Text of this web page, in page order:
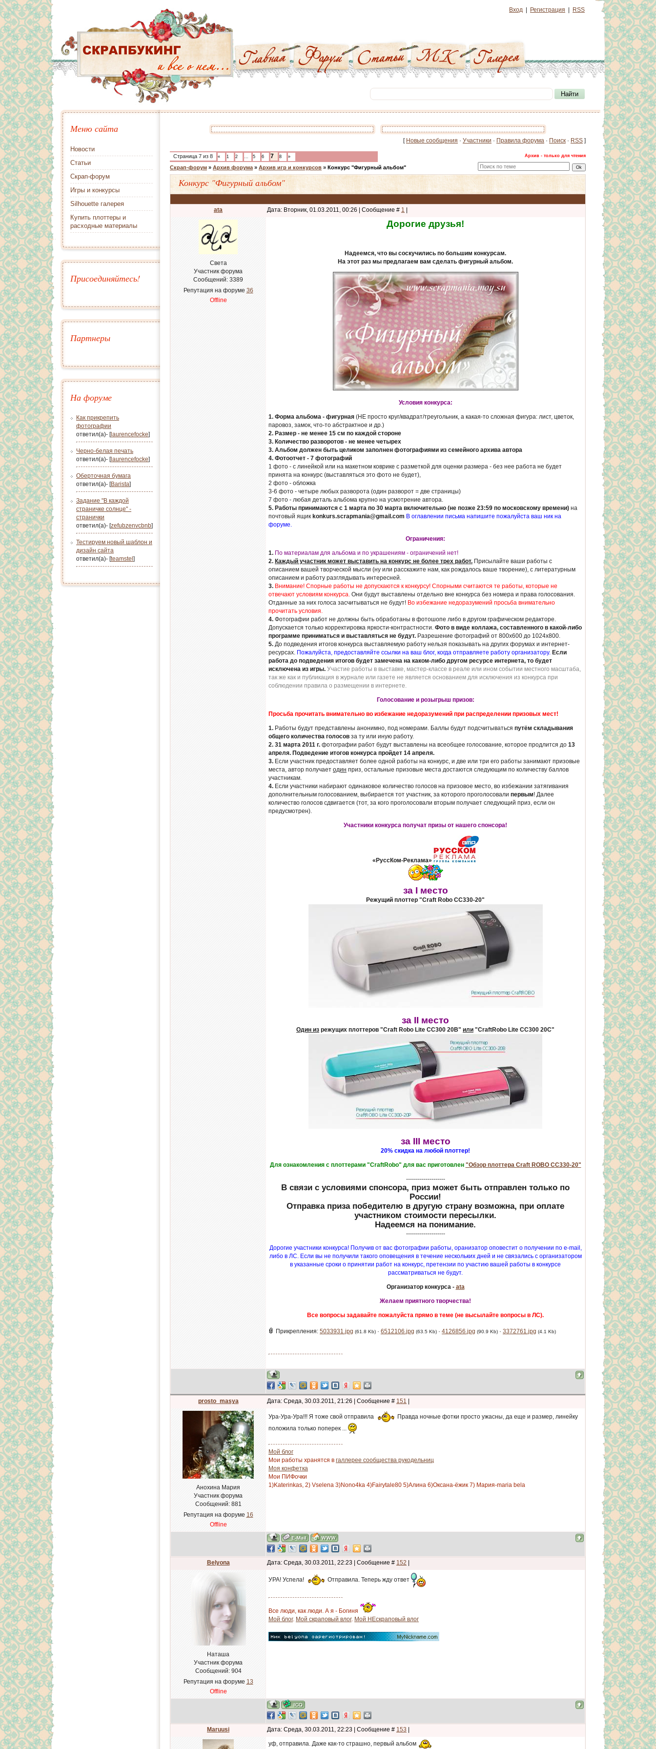
Вход Регистрация RSS
Меню сайта
Новости
Статьи
Скрап-форум
Игры и конкурсы
Silhouette галерея
Купить плоттеры и
расходные материалы
Присоединяйтесь!
Партнеры
На форуме
Как прикрепить
фотографии
ответил(а)- [laurencefocke]
Черно-белая печать
ответил(а)- [laurencefocke]
Оберточная бумага
ответил(а)- [Barista]
Задание "В каждой
страничке солнце" -
странички
ответил(а)- [zefubzenvcbnb]
Тестируем новый шаблон и
дизайн сайта
ответил(а)- [teamstel ]
[ Новые сообщения · Участники · Правила форума · Поиск · RSS ]
Страница 7 из 8 « 1 2 … 5 6 7 8 » Архив - только для чтения
Скрап-форум » Архив форума » Архив игр и конкурсов » Конкурс "Фигурный альбом"
Конкурс "Фигурный альбом"
ata Дата: Вторник, 01.03.2011, 00:26 | Сообщение # 1
Света
Участник форума
Сообщений: 3389
Репутация на форуме 36
Offline
Дорогие друзья!
Надеемся, что вы соскучились по большим конкурсам.
На этот раз мы предлагаем вам сделать фигурный альбом.
Условия конкурса:
1. Форма альбома - фигурная (НЕ просто круг/квадрат/треугольник, а какая-то сложная фигура: лист, цветок,
паровоз, замок, что-то абстрактное и др.)
2. Размер - не менее 15 см по каждой стороне
3. Количество разворотов - не менее четырех
3. Альбом должен быть целиком заполнен фотографиями из семейного архива автора
4. Фотоотчет - 7 фотографий
1 фото - с линейкой или на макетном коврике с разметкой для оценки размера - без нее работа не будет
принята на конкурс (выставляться это фото не будет),
2 фото - обложка
3-6 фото - четыре любых разворота (один разворот = две страницы)
7 фото - любая деталь альбома крупно на усмотрение автора.
5. Работы принимаются с 1 марта по 30 марта включительно (не позже 23:59 по московскому времени) на
почтовый ящик konkurs.scrapmania@gmail.com В оглавлении письма напишите пожалуйста ваш ник на
форуме.
Ограничения:
1. По материалам для альбома и по украшениям - ограничений нет!
2. Каждый участник может выставить на конкурс не более трех работ. Присылайте ваши работы с
описанием вашей творческой мысли (ну или расскажите нам, как рождалось ваше творение), с литературным
описанием и работу разглядывать интересней.
3. Внимание! Спорные работы не допускаются к конкурсу! Спорными считаются те работы, которые не
отвечают условиям конкурса. Они будут выставлены отдельно вне конкурса без номера и права голосования.
Отданные за них голоса засчитываться не будут! Во избежание недоразумений просьба внимательно
прочитать условия.
4. Фотографии работ не должны быть обработаны в фотошопе либо в другом графическом редакторе.
Допускается только корректировка яркости-контрастности. Фото в виде коллажа, составленного в какой-либо
программе приниматься и выставляться не будут. Разрешение фотографий от 800х600 до 1024х800.
5. До подведения итогов конкурса выставляемую работу нельзя показывать на других форумах и интернет-
ресурсах. Пожалуйста, предоставляйте ссылки на ваш блог, когда отправляете работу организатору. Если
работа до подведения итогов будет замечена на каком-либо другом ресурсе интернета, то будет
исключена из игры. Участие работы в выставке, мастер-классе в реале или ином событии местного масштаба,
так же как и публикация в журнале или газете не является основанием для исключения из конкурса при
соблюдении правила о размещении в интернете.
Голосование и розыгрыш призов:
Просьба прочитать внимательно во избежание недоразумений при распределении призовых мест!
1. Работы будут представлены анонимно, под номерами. Баллы будут подсчитываться путём складывания
общего количества голосов за ту или иную работу.
2. 31 марта 2011 г. фотографии работ бyдут выставлены на всеобщее голосование, которое продлится до 13
апреля. Подведение итогов конкурса пройдет 14 апреля.
3. Если участник предоставляет более одной работы на конкурс, и две или три его работы занимают призовые
места, автор получает один приз, остальные призовые места достаются следующим по количеству баллов
участникам.
4. Если участники набирают одинаковое количество голосов на призовое место, во избежании затягивания
дополнительным голосованием, выбирается тот участник, за которого проголосовали первым! Далее
количество голосов сдвигается (тот, за кого проголосовали вторым получает следующий приз, если он
предусмотрен).
Участники конкурса получат призы от нашего спонсора!
«РуссКом-Реклама»
за I место
Режущий плоттер "Craft Robo CC330-20"
за II место
Один из режущих плоттеров "Craft Robo Lite CC300 20B" или "CraftRobo Lite CC300 20С"
за III место
20% скидка на любой плоттер!
Для ознакомления с плоттерами "CraftRobo" для вас приготовлен "Обзор плоттера Craft ROBO CC330-20"
--------------------
В связи с условиями спонсора, приз может быть отправлен только по
России!
Отправка приза победителю в другую страну возможна, при оплате
участником стоимости пересылки.
Надеемся на понимание.
--------------------
Дорогие участники конкурса! Получив от вас фотографии работы, оранизатор оповестит о получении по e-mail,
либо в ЛС. Если вы не получили такого оповещения в течение нескольких дней и не связались с организатором
в указанные сроки о принятии работ на конкурс, претензии по участию вашей работы в конкурсе
рассматриваться не будут.
Организатор конкурса - ata
Желаем приятного творчества!
Все вопросы задавайте пожалуйста прямо в теме (не высылайте вопросы в ЛС).
Прикрепления: 5033931.jpg (61.8 Kb) · 6512106.jpg (63.5 Kb) · 4126856.jpg (90.9 Kb) · 3372761.jpg (4.1 Kb)
prosto_masya Дата: Среда, 30.03.2011, 21:26 | Сообщение # 151
Анохина Мария
Участник форума
Сообщений: 881
Репутация на форуме 16
Offline
Ура-Ура-Ура!!! Я тоже свой отправила
Правда ночные фотки просто ужасны, да еще и размер, линейку
положила только поперек ...
Мой блог
Мои работы хранятся в галлерее сообщества рукодельниц
Моя конфетка
Мои ПИФочки
1)Katerinkas, 2) Vselena 3)Nono4ka 4)Fairytale80 5)Алина 6)Оксана-ёжик 7) Мария-maria bela
Belyona Дата: Среда, 30.03.2011, 22:23 | Сообщение # 152
Наташа
Участник форума
Сообщений: 904
Репутация на форуме 13
Offline
УРА! Успела! Отправила. Теперь жду ответ
Все люди, как люди. А я - Богиня
Мой блог. Мой скраповый влог. Мой НЕскраповый влог
Maruusi Дата: Среда, 30.03.2011, 22:23 | Сообщение # 153
уф, отправила. Даже как-то страшно, первый альбом